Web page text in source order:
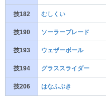
技182 むしくい
技190 ソーラーブレード
技193 ウェザーボール
技194 グラススライダー
技206 はなふぶき